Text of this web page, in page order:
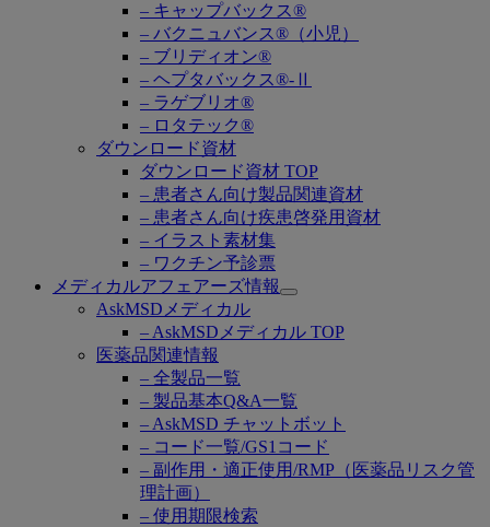
– キャップバックス®
– バクニュバンス®（小児）
– ブリディオン®
– ヘプタバックス®-Ⅱ
– ラゲブリオ®
– ロタテック®
ダウンロード資材
ダウンロード資材 TOP
– 患者さん向け製品関連資材
– 患者さん向け疾患啓発用資材
– イラスト素材集
– ワクチン予診票
メディカルアフェアーズ情報
Open
AskMSDメディカル
– AskMSDメディカル TOP
医薬品関連情報
– 全製品一覧
– 製品基本Q&A一覧
– AskMSD チャットボット
– コード一覧/GS1コード
– 副作用・適正使用/RMP（医薬品リスク管
理計画）
– 使用期限検索